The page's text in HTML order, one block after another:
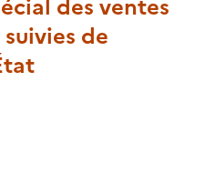
des ventes
de